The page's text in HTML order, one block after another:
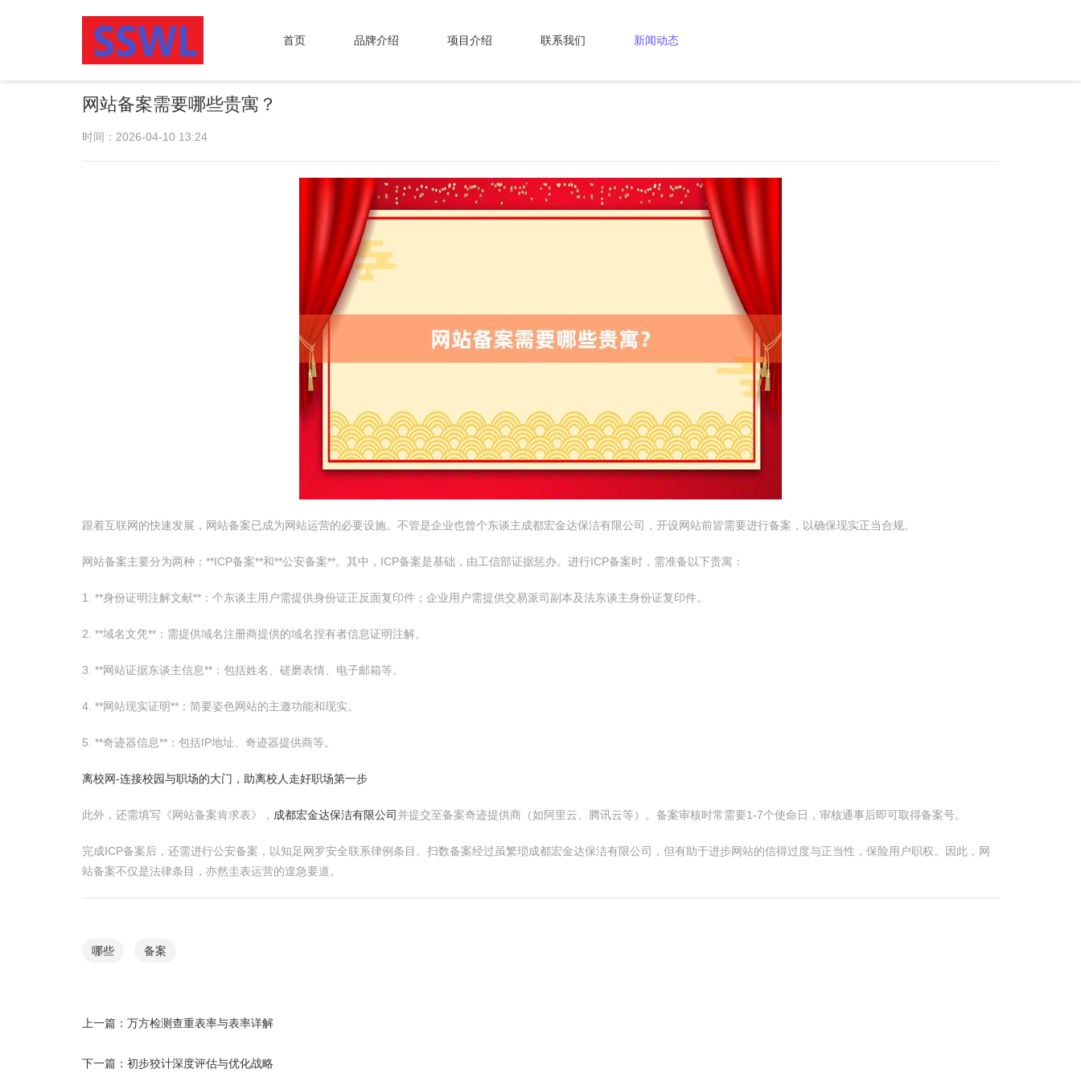
首页 品牌介绍 项目介绍 联系我们 新闻动态
网站备案需要哪些贵寓？
时间：2026-04-10 13:24
跟着互联网的快速发展，网站备案已成为网站运营的必要设施。不管是企业也曾个东谈主成都宏金达保洁有限公司，开设网站前皆需要进行备案，以确保现实正当合规。
网站备案主要分为两种：**ICP备案**和**公安备案**。其中，ICP备案是基础，由工信部证据惩办。进行ICP备案时，需准备以下贵寓：
1. **身份证明注解文献**：个东谈主用户需提供身份证正反面复印件；企业用户需提供交易派司副本及法东谈主身份证复印件。
2. **域名文凭**：需提供域名注册商提供的域名捏有者信息证明注解。
3. **网站证据东谈主信息**：包括姓名、磋磨表情、电子邮箱等。
4. **网站现实证明**：简要姿色网站的主邀功能和现实。
5. **奇迹器信息**：包括IP地址、奇迹器提供商等。
离校网-连接校园与职场的大门，助离校人走好职场第一步
此外，还需填写《网站备案肯求表》， 成都宏金达保洁有限公司 并提交至备案奇迹提供商（如阿里云、腾讯云等）。备案审核时常需要1-7个使命日，审核通事后即可取得备案号。
完成ICP备案后，还需进行公安备案，以知足网罗安全联系律例条目。扫数备案经过虽繁琐成都宏金达保洁有限公司，但有助于进步网站的信得过度与正当性，保险用户职权。因此，网
站备案不仅是法律条目，亦然圭表运营的遑急要道。
哪些 备案
上一篇： 万方检测查重表率与表率详解
下一篇： 初步狡计深度评估与优化战略